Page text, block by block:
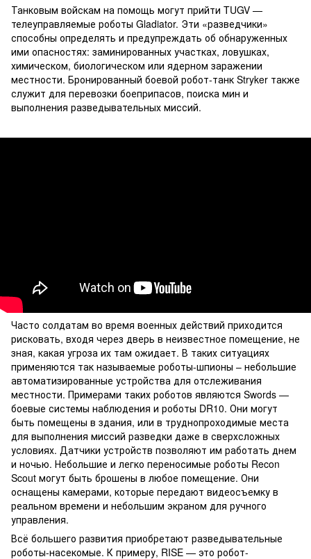
Танковым войскам на помощь могут прийти TUGV —
телеуправляемые роботы Gladiator. Эти «разведчики»
способны определять и предупреждать об обнаруженных
ими опасностях: заминированных участках, ловушках,
химическом, биологическом или ядерном заражении
местности. Бронированный боевой робот-танк Stryker также
служит для перевозки боеприпасов, поиска мин и
выполнения разведывательных миссий.
Часто солдатам во время военных действий приходится
рисковать, входя через дверь в неизвестное помещение, не
зная, какая угроза их там ожидает. В таких ситуациях
применяются так называемые роботы-шпионы – небольшие
автоматизированные устройства для отслеживания
местности. Примерами таких роботов являются Swords —
боевые системы наблюдения и роботы DR10. Они могут
быть помещены в здания, или в труднопроходимые места
для выполнения миссий разведки даже в сверхсложных
условиях. Датчики устройств позволяют им работать днем
и ночью. Небольшие и легко переносимые роботы Recon
Scout могут быть брошены в любое помещение. Они
оснащены камерами, которые передают видеосъемку в
реальном времени и небольшим экраном для ручного
управления.
Всё большего развития приобретают разведывательные
роботы-насекомые. К примеру, RISE — это робот-